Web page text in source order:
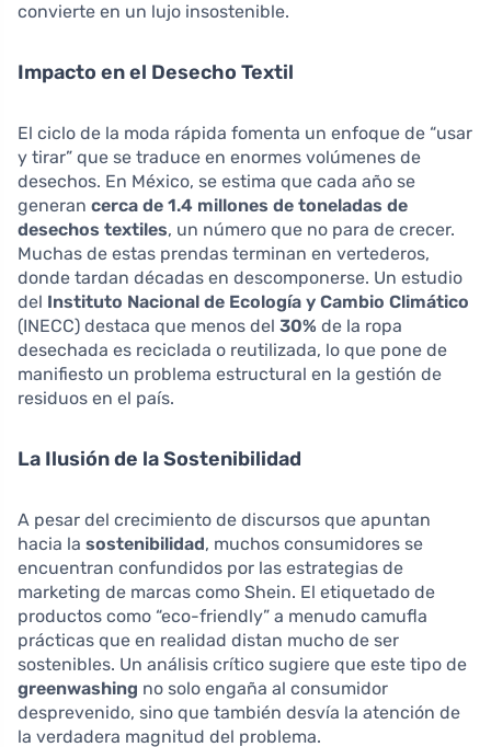
convierte en un lujo insostenible.
Impacto en el Desecho Textil
El ciclo de la moda rápida fomenta un enfoque de “usar
y tirar” que se traduce en enormes volúmenes de
desechos. En México, se estima que cada año se
generan cerca de 1.4 millones de toneladas de
desechos textiles, un número que no para de crecer.
Muchas de estas prendas terminan en vertederos,
donde tardan décadas en descomponerse. Un estudio
del Instituto Nacional de Ecología y Cambio Climático
(INECC) destaca que menos del 30% de la ropa
desechada es reciclada o reutilizada, lo que pone de
manifiesto un problema estructural en la gestión de
residuos en el país.
La Ilusión de la Sostenibilidad
A pesar del crecimiento de discursos que apuntan
hacia la sostenibilidad, muchos consumidores se
encuentran confundidos por las estrategias de
marketing de marcas como Shein. El etiquetado de
productos como “eco-friendly” a menudo camufla
prácticas que en realidad distan mucho de ser
sostenibles. Un análisis crítico sugiere que este tipo de
greenwashing no solo engaña al consumidor
desprevenido, sino que también desvía la atención de
la verdadera magnitud del problema.